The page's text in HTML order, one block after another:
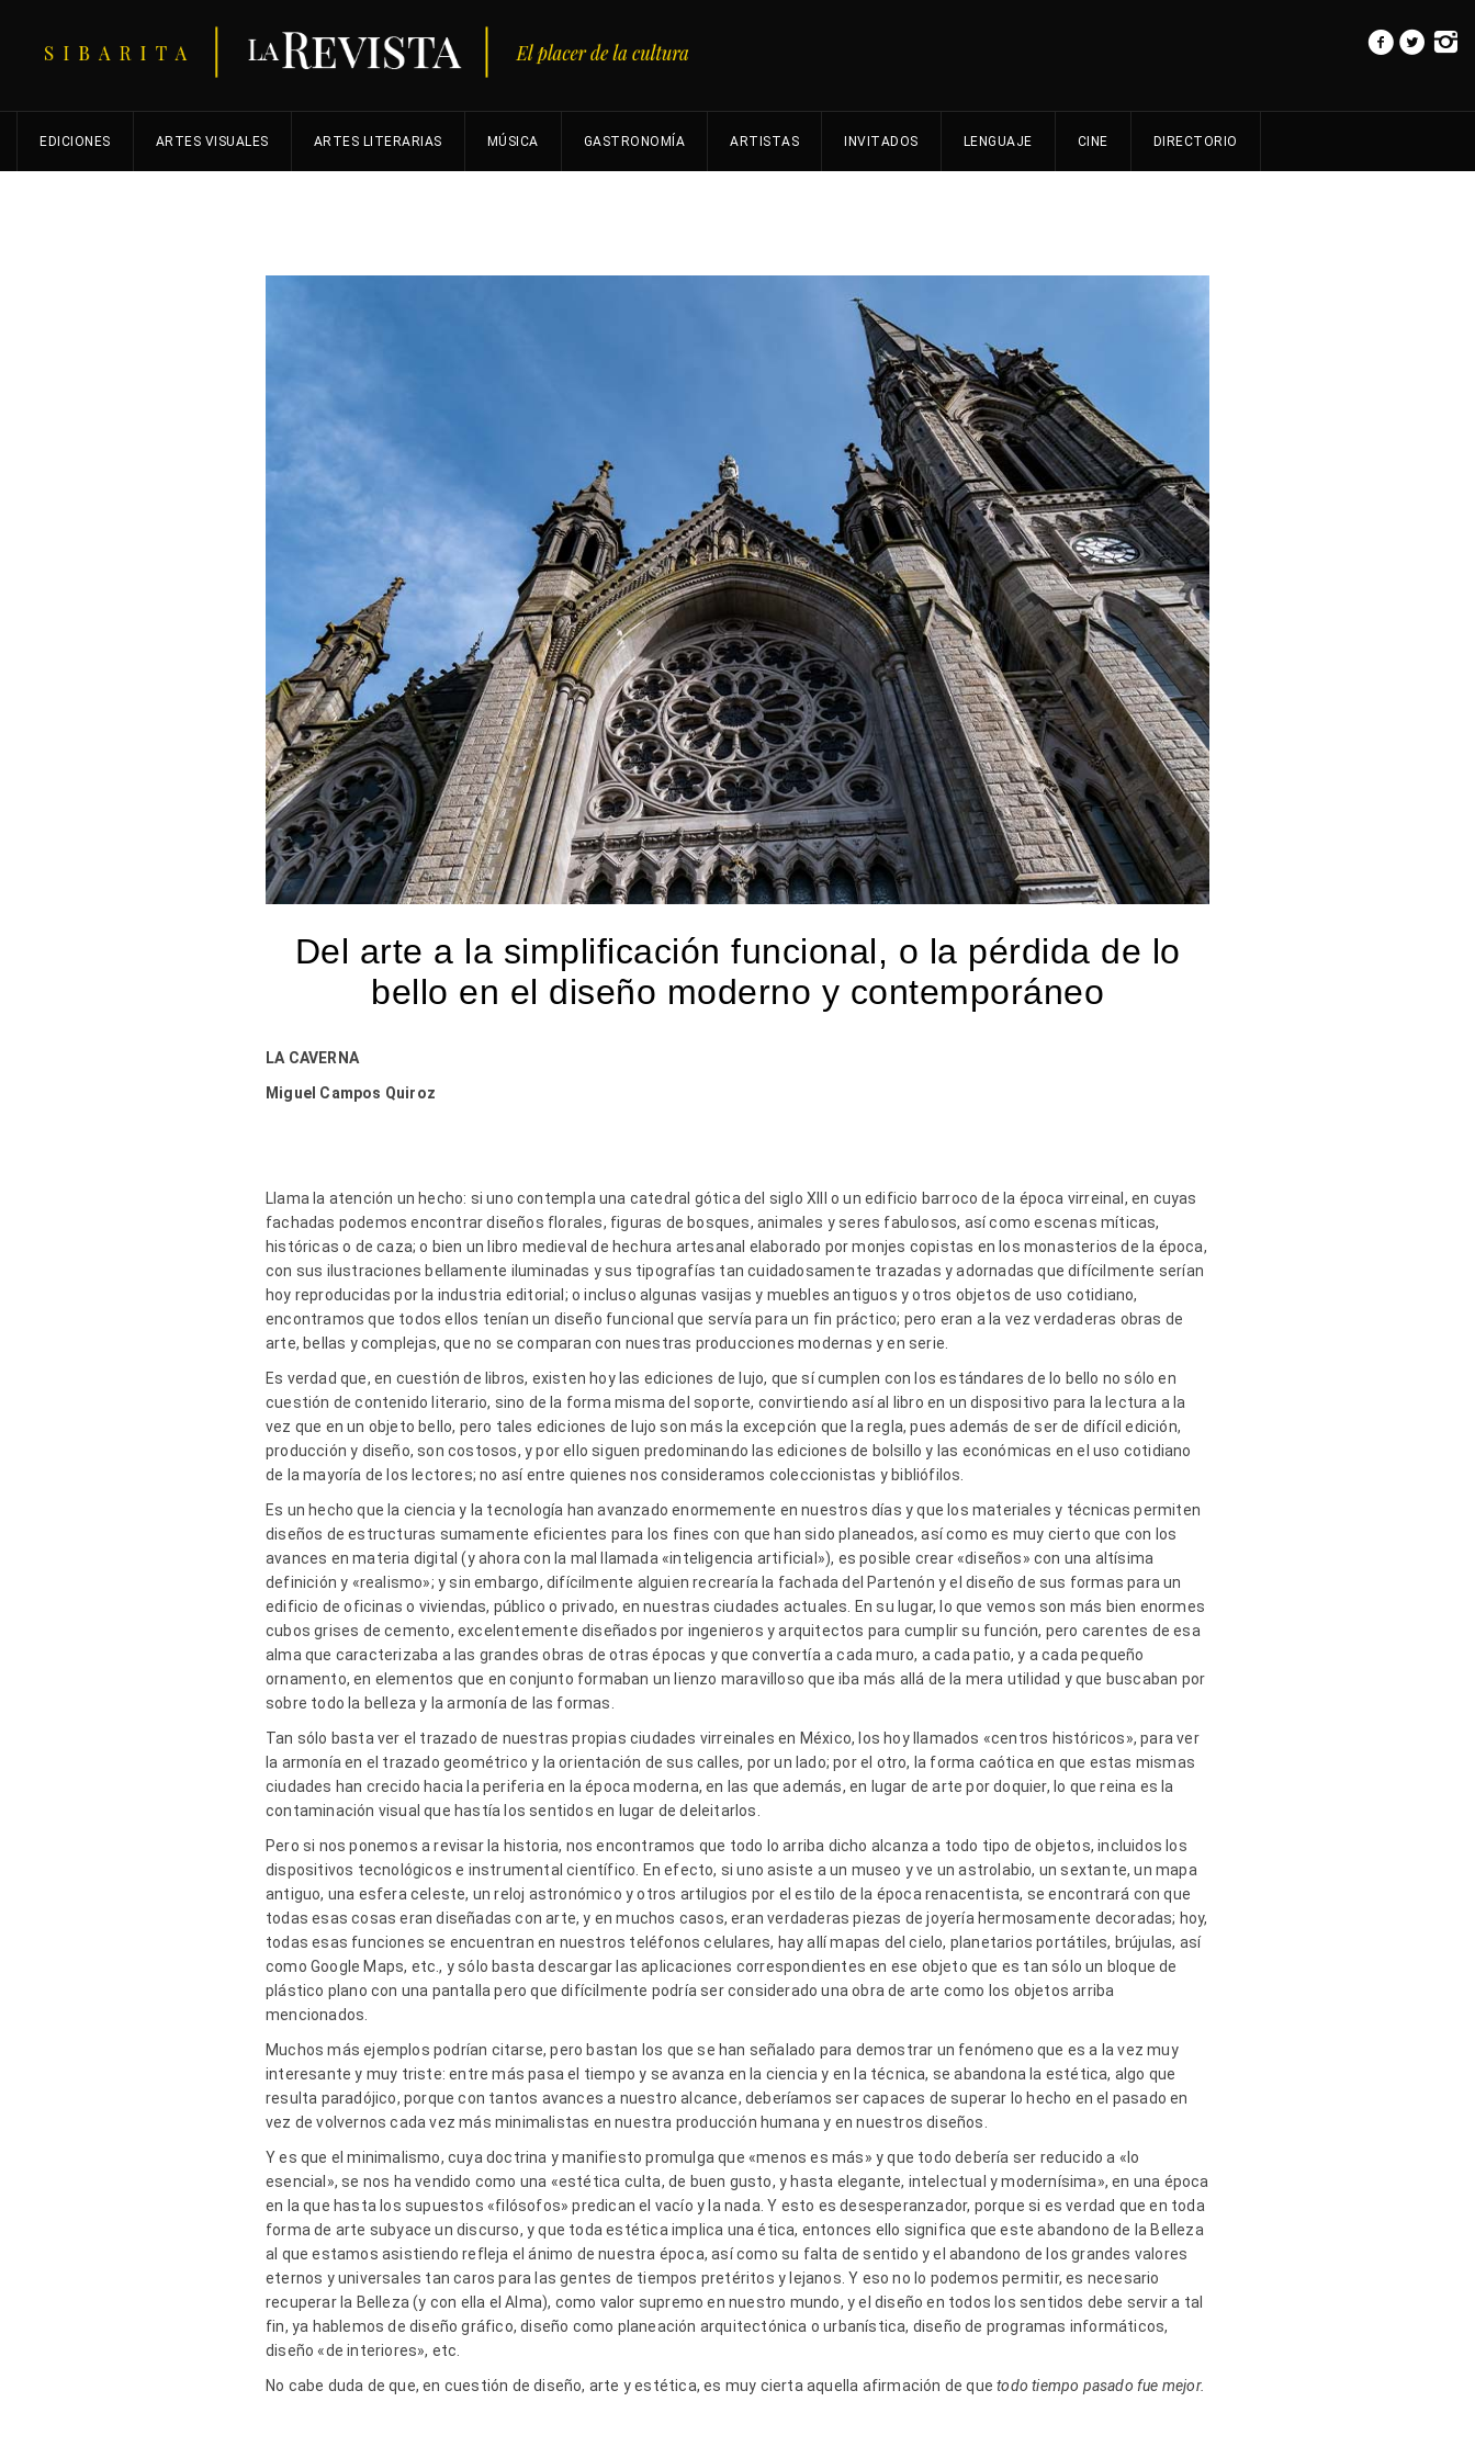
EDICIONES ARTES VISUALES ARTES LITERARIAS MÚSICA GASTRONOMÍA ARTISTAS INVITADOS LENGUAJE CINE DIRECTORIO
Del arte a la simplificación funcional, o la pérdida de lo
bello en el diseño moderno y contemporáneo
LA CAVERNA
Miguel Campos Quiroz
Llama la atención un hecho: si uno contempla una catedral gótica del siglo XIII o un edificio barroco de la época virreinal, en cuyas
fachadas podemos encontrar diseños florales, figuras de bosques, animales y seres fabulosos, así como escenas míticas,
históricas o de caza; o bien un libro medieval de hechura artesanal elaborado por monjes copistas en los monasterios de la época,
con sus ilustraciones bellamente iluminadas y sus tipografías tan cuidadosamente trazadas y adornadas que difícilmente serían
hoy reproducidas por la industria editorial; o incluso algunas vasijas y muebles antiguos y otros objetos de uso cotidiano,
encontramos que todos ellos tenían un diseño funcional que servía para un fin práctico; pero eran a la vez verdaderas obras de
arte, bellas y complejas, que no se comparan con nuestras producciones modernas y en serie.
Es verdad que, en cuestión de libros, existen hoy las ediciones de lujo, que sí cumplen con los estándares de lo bello no sólo en
cuestión de contenido literario, sino de la forma misma del soporte, convirtiendo así al libro en un dispositivo para la lectura a la
vez que en un objeto bello, pero tales ediciones de lujo son más la excepción que la regla, pues además de ser de difícil edición,
producción y diseño, son costosos, y por ello siguen predominando las ediciones de bolsillo y las económicas en el uso cotidiano
de la mayoría de los lectores; no así entre quienes nos consideramos coleccionistas y bibliófilos.
Es un hecho que la ciencia y la tecnología han avanzado enormemente en nuestros días y que los materiales y técnicas permiten
diseños de estructuras sumamente eficientes para los fines con que han sido planeados, así como es muy cierto que con los
avances en materia digital (y ahora con la mal llamada «inteligencia artificial»), es posible crear «diseños» con una altísima
definición y «realismo»; y sin embargo, difícilmente alguien recrearía la fachada del Partenón y el diseño de sus formas para un
edificio de oficinas o viviendas, público o privado, en nuestras ciudades actuales. En su lugar, lo que vemos son más bien enormes
cubos grises de cemento, excelentemente diseñados por ingenieros y arquitectos para cumplir su función, pero carentes de esa
alma que caracterizaba a las grandes obras de otras épocas y que convertía a cada muro, a cada patio, y a cada pequeño
ornamento, en elementos que en conjunto formaban un lienzo maravilloso que iba más allá de la mera utilidad y que buscaban por
sobre todo la belleza y la armonía de las formas.
Tan sólo basta ver el trazado de nuestras propias ciudades virreinales en México, los hoy llamados «centros históricos», para ver
la armonía en el trazado geométrico y la orientación de sus calles, por un lado; por el otro, la forma caótica en que estas mismas
ciudades han crecido hacia la periferia en la época moderna, en las que además, en lugar de arte por doquier, lo que reina es la
contaminación visual que hastía los sentidos en lugar de deleitarlos.
Pero si nos ponemos a revisar la historia, nos encontramos que todo lo arriba dicho alcanza a todo tipo de objetos, incluidos los
dispositivos tecnológicos e instrumental científico. En efecto, si uno asiste a un museo y ve un astrolabio, un sextante, un mapa
antiguo, una esfera celeste, un reloj astronómico y otros artilugios por el estilo de la época renacentista, se encontrará con que
todas esas cosas eran diseñadas con arte, y en muchos casos, eran verdaderas piezas de joyería hermosamente decoradas; hoy,
todas esas funciones se encuentran en nuestros teléfonos celulares, hay allí mapas del cielo, planetarios portátiles, brújulas, así
como Google Maps, etc., y sólo basta descargar las aplicaciones correspondientes en ese objeto que es tan sólo un bloque de
plástico plano con una pantalla pero que difícilmente podría ser considerado una obra de arte como los objetos arriba
mencionados.
Muchos más ejemplos podrían citarse, pero bastan los que se han señalado para demostrar un fenómeno que es a la vez muy
interesante y muy triste: entre más pasa el tiempo y se avanza en la ciencia y en la técnica, se abandona la estética, algo que
resulta paradójico, porque con tantos avances a nuestro alcance, deberíamos ser capaces de superar lo hecho en el pasado en
vez de volvernos cada vez más minimalistas en nuestra producción humana y en nuestros diseños.
Y es que el minimalismo, cuya doctrina y manifiesto promulga que «menos es más» y que todo debería ser reducido a «lo
esencial», se nos ha vendido como una «estética culta, de buen gusto, y hasta elegante, intelectual y modernísima», en una época
en la que hasta los supuestos «filósofos» predican el vacío y la nada. Y esto es desesperanzador, porque si es verdad que en toda
forma de arte subyace un discurso, y que toda estética implica una ética, entonces ello significa que este abandono de la Belleza
al que estamos asistiendo refleja el ánimo de nuestra época, así como su falta de sentido y el abandono de los grandes valores
eternos y universales tan caros para las gentes de tiempos pretéritos y lejanos. Y eso no lo podemos permitir, es necesario
recuperar la Belleza (y con ella el Alma), como valor supremo en nuestro mundo, y el diseño en todos los sentidos debe servir a tal
fin, ya hablemos de diseño gráfico, diseño como planeación arquitectónica o urbanística, diseño de programas informáticos,
diseño «de interiores», etc.
No cabe duda de que, en cuestión de diseño, arte y estética, es muy cierta aquella afirmación de quetodo tiempo pasado fue mejor.